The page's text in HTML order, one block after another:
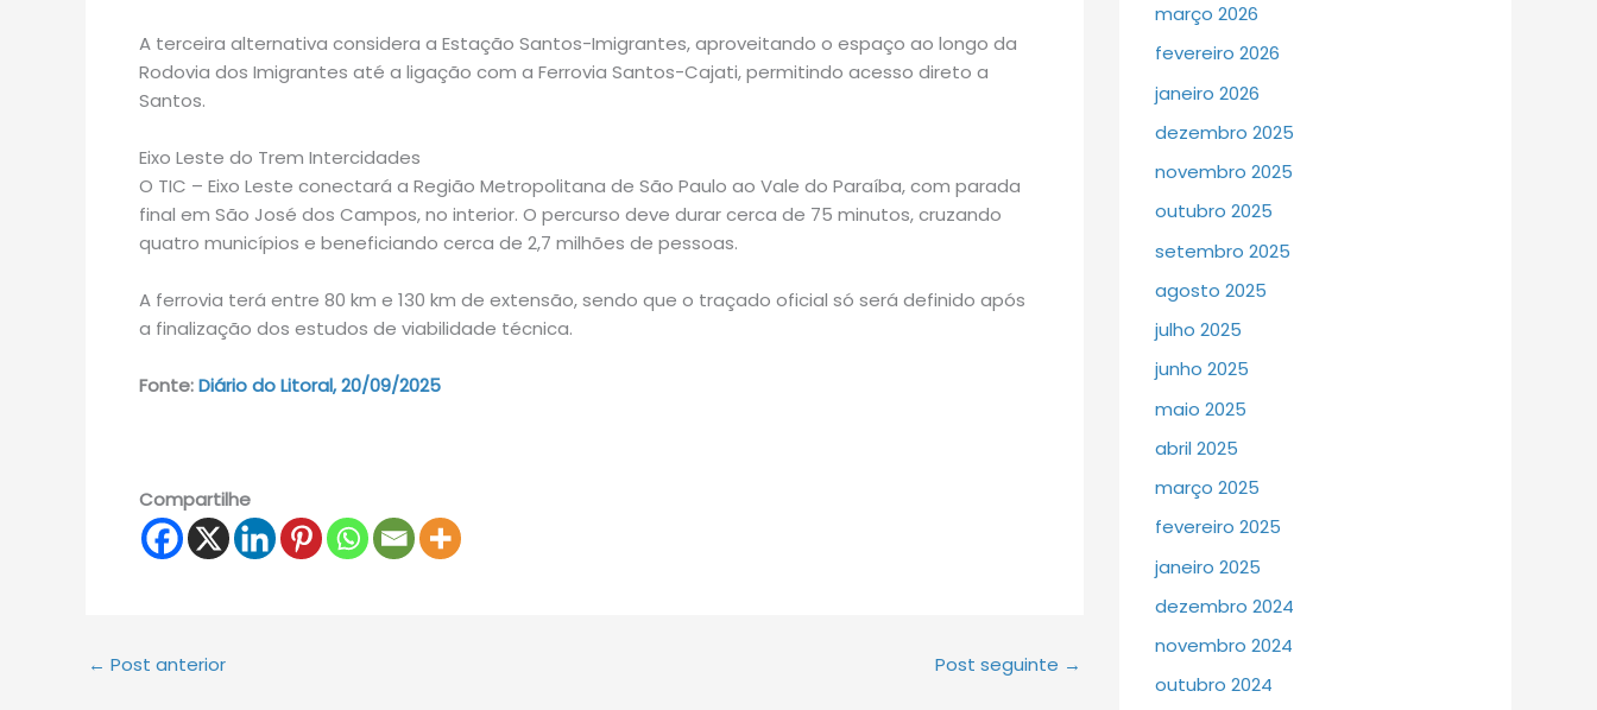
A terceira alternativa considera a Estação Santos-Imigrantes, aproveitando o espaço ao longo da
Rodovia dos Imigrantes até a ligação com a Ferrovia Santos-Cajati, permitindo acesso direto a
Santos.
Eixo Leste do Trem Intercidades
O TIC – Eixo Leste conectará a Região Metropolitana de São Paulo ao Vale do Paraíba, com parada
final em São José dos Campos, no interior. O percurso deve durar cerca de 75 minutos, cruzando
quatro municípios e beneficiando cerca de 2,7 milhões de pessoas.
A ferrovia terá entre 80 km e 130 km de extensão, sendo que o traçado oficial só será definido após
a finalização dos estudos de viabilidade técnica.
Fonte:Diário do Litoral, 20/09/2025
Compartilhe
← Post anterior Post seguinte →
março 2026
fevereiro 2026
janeiro 2026
dezembro 2025
novembro 2025
outubro 2025
setembro 2025
agosto 2025
julho 2025
junho 2025
maio 2025
abril 2025
março 2025
fevereiro 2025
janeiro 2025
dezembro 2024
novembro 2024
outubro 2024